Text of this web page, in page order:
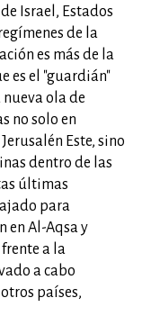
Israel, Estados
de la
es más de la
es el "guardián"
ola de
no solo en
Este, sino
dentro de las
últimas
para
en Al-Aqsa y
a la
a cabo
países,